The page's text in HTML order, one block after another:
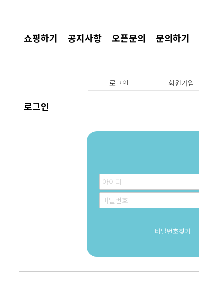
쇼핑하기 공지사항 오픈문의 문의하기
로그인 회원가입
로그인
비밀번호찾기